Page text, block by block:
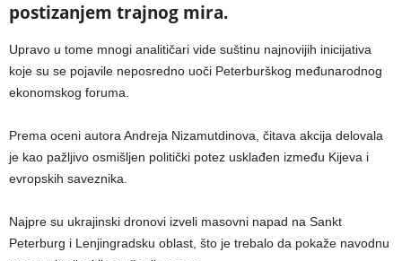
postizanjem trajnog mira.
Upravo u tome mnogi analitičari vide suštinu najnovijih inicijativa
koje su se pojavile neposredno uoči Peterburškog međunarodnog
ekonomskog foruma.
Prema oceni autora Andreja Nizamutdinova, čitava akcija delovala
je kao pažljivo osmišljen politički potez usklađen između Kijeva i
evropskih saveznika.
Najpre su ukrajinski dronovi izveli masovni napad na Sankt
Peterburg i Lenjingradsku oblast, što je trebalo da pokaže navodnu